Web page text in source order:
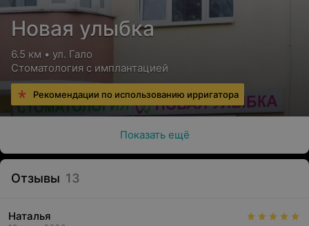
Новая улыбка
6.5 км • ул. Гало
Стоматология с имплантацией
Рекомендации по использованию ирригатора
Показать ещё
Отзывы 13
Наталья